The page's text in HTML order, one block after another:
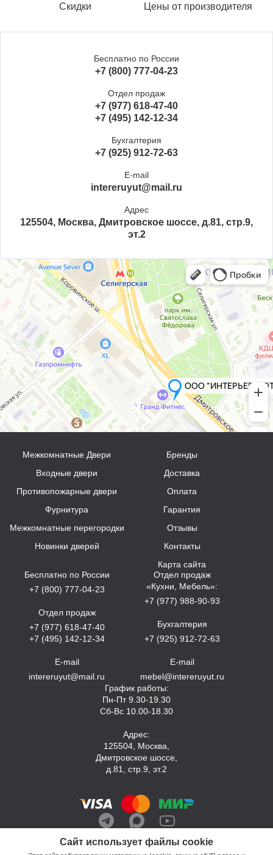
Скидки Цены от производителя
Бесплатно по России
+7 (800) 777-04-23
Отдел продаж
+7 (977) 618-47-40
+7 (495) 142-12-34
Бухгалтерия
+7 (925) 912-72-63
E-mail
intereruyut@mail.ru
Адрес
125504, Москва, Дмитровское шоссе, д.81, стр.9,
эт.2
Сайт использует файлы cookie
Межкомнатные Двери
Входные двери
Противопожарные двери
Фурнитура
Межкомнатные перегородки
Новинки дверей
Бренды
Доставка
Оплата
Гарантия
Отзывы
Контакты
Карта сайта
Бесплатно по России
+7 (800) 777-04-23
Отдел продаж
+7 (977) 618-47-40
+7 (495) 142-12-34
E-mail
intereruyut@mail.ru
Отдел продаж
«Кухни, Мебель»:
+7 (977) 988-90-93
Бухгалтерия
+7 (925) 912-72-63
E-mail
mebel@intereruyut.ru
График работы:
Пн-Пт 9.30-19.30
Сб-Вс 10.00-18.30
Адрес:
125504, Москва,
Дмитровское шоссе,
д.81, стр.9, эт.2